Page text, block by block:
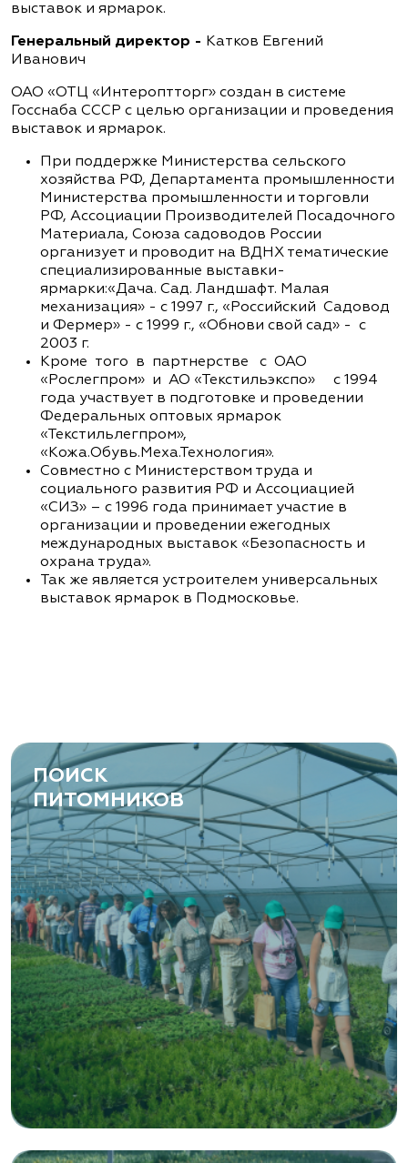
выставок и ярмарок.
Генеральный директор - Катков Евгений
Иванович
ОАО «ОТЦ «Интероптторг» создан в системе
Госснаба СССР с целью организации и проведения
выставок и ярмарок.
При поддержке Министерства сельского
хозяйства РФ, Департамента промышленности
Министерства промышленности и торговли
РФ, Ассоциации Производителей Посадочного
Материала, Союза садоводов России
организует и проводит на ВДНХ тематические
специализированные выставки-
ярмарки:«Дача. Сад. Ландшафт. Малая
механизация» - с 1997 г., «Российский Садовод
и Фермер» - с 1999 г., «Обнови свой сад» - с
2003 г.
Кроме того в партнерстве с ОАО
«Рослегпром» и АО «Текстильэкспо» с 1994
года участвует в подготовке и проведении
Федеральных оптовых ярмарок
«Текстильлегпром»,
«Кожа.Обувь.Меха.Технология».
Совместно с Министерством труда и
социального развития РФ и Ассоциацией
«СИЗ» – с 1996 года принимает участие в
организации и проведении ежегодных
международных выставок «Безопасность и
охрана труда».
Так же является устроителем универсальных
выставок ярмарок в Подмосковье.
ПОИСК
ПИТОМНИКОВ